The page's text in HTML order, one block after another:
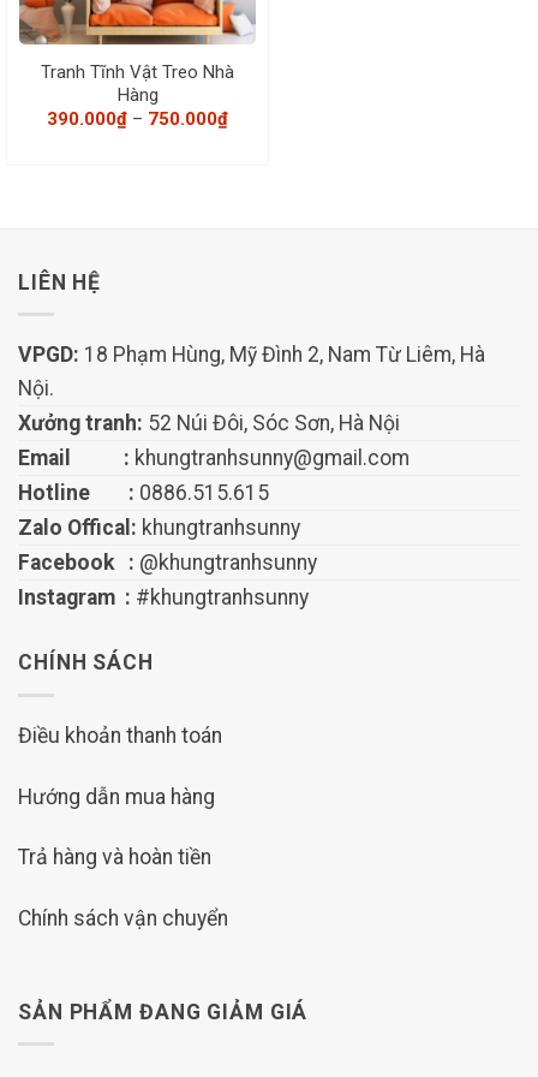
Tranh Tĩnh Vật Treo Nhà
Hàng
390.000₫ – 750.000₫Khoảng
LIÊN HỆ
VPGD: 18 Phạm Hùng, Mỹ Đình 2, Nam Từ Liêm, Hà
Nội.
Xưởng tranh: 52 Núi Đôi, Sóc Sơn, Hà Nội
Email : khungtranhsunny@gmail.com
Hotline : 0886.515.615
Zalo Offical: khungtranhsunny
Facebook : @khungtranhsunny
Instagram : #khungtranhsunny
CHÍNH SÁCH
Điều khoản thanh toán
Hướng dẫn mua hàng
Trả hàng và hoàn tiền
Chính sách vận chuyển
SẢN PHẨM ĐANG GIẢM GIÁ